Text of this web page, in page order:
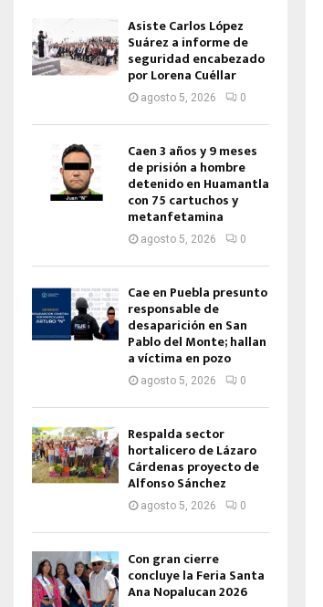
Asiste Carlos López
Suárez a informe de
seguridad encabezado
por Lorena Cuéllar
agosto 5, 2026 0
Caen 3 años y 9 meses
de prisión a hombre
detenido en Huamantla
con 75 cartuchos y
metanfetamina
agosto 5, 2026 0
Cae en Puebla presunto
responsable de
desaparición en San
Pablo del Monte; hallan
a víctima en pozo
agosto 5, 2026 0
Respalda sector
hortalicero de Lázaro
Cárdenas proyecto de
Alfonso Sánchez
agosto 5, 2026 0
Con gran cierre
concluye la Feria Santa
Ana Nopalucan 2026